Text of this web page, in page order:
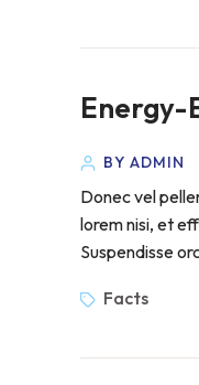
Energy-
BY ADMIN
Donec vel
lorem nisi, et
Suspendisse
Facts